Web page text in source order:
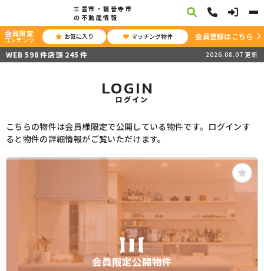
三豊市・観音寺市
の不動産情報
会員限定
コンテンツ お気に入り マッチング物件
会員登録はこちら
WEB 598件店頭 245 件 2026.08.07 更新
LOGIN
ログイン
こちらの物件は会員様限定で公開している物件です。ログインす
ると物件の詳細情報がご覧いただけます。
会員限定公開物件